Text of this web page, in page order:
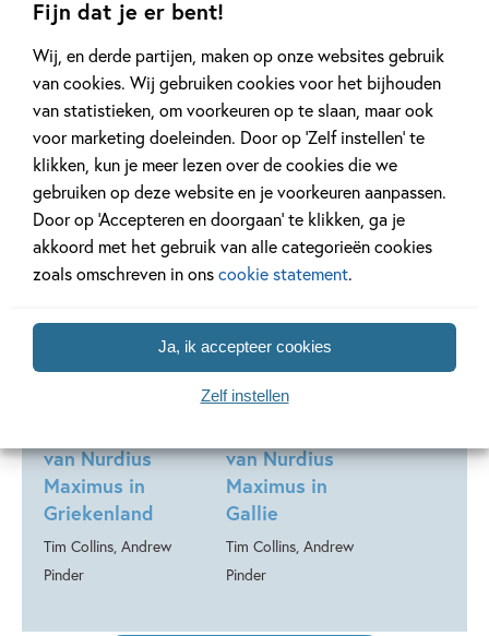
Fijn dat je er bent!
Wij, en derde partijen, maken op onze websites gebruik
van cookies. Wij gebruiken cookies voor het bijhouden
van statistieken, om voorkeuren op te slaan, maar ook
voor marketing doeleinden. Door op ‘Zelf instellen’ te
klikken, kun je meer lezen over de cookies die we
gebruiken op deze website en je voorkeuren aanpassen.
Door op ‘Accepteren en doorgaan’ te klikken, ga je
akkoord met het gebruik van alle categorieën cookies
zoals omschreven in onscookie statement.
Ja, ik accepteer cookies
Zelf instellen
Andere boeken uit de serie 'Nurdius
Maximus'
Deel 7
van Nurdius
Maximus in
Griekenland
Tim Collins, Andrew
Pinder
Deel 5
Nurdius Maximus
van Nurdius
Maximus in
Gallie
Tim Collins, Andrew
Pinder
9,99
E-book